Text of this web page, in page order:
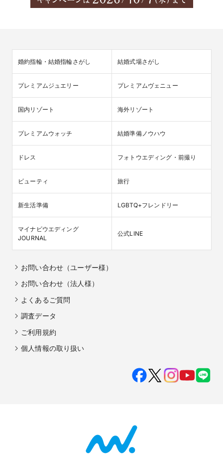
婚約指輪・結婚指輪さがし 結婚式場さがし
プレミアムジュエリー プレミアムヴェニュー
国内リゾート 海外リゾート
プレミアムウォッチ 結婚準備ノウハウ
ドレス フォトウエディング・前撮り
ビューティ 旅行
新生活準備 LGBTQ+フレンドリー
マイナビウエディング
JOURNAL
公式LINE
お問い合わせ（ユーザー様）
お問い合わせ（法人様）
よくあるご質問
調査データ
ご利用規約
個人情報の取り扱い